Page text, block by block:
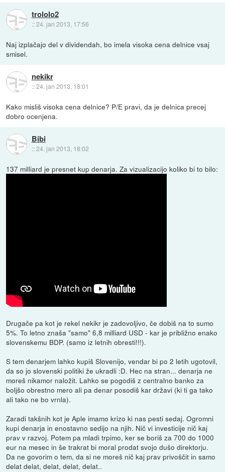
trololo2
::24. jan 2013, 17:56
Naj izplačajo del v dividendah, bo imela visoka cena delnice vsaj
smisel.
nekikr
::24. jan 2013, 18:01
Kako misliš visoka cena delnice? P/E pravi, da je delnica precej
dobro ocenjena.
Bibi
::24. jan 2013, 18:02
137 milliard je presnet kup denarja. Za vizualizacijo koliko bi to bilo:
Drugače pa kot je rekel nekikr je zadovoljivo, če dobiš na to sumo
5%. To letno znaša "samo" 6,8 milliard USD - kar je približno enako
slovenskemu BDP. (samo iz letnih obresti!!!).
S tem denarjem lahko kupiš Slovenijo, vendar bi po 2 letih ugotovil,
da so jo slovenski politiki že ukradli :D. Hec na stran... denarja ne
moreš nikamor naložit. Lahko se pogodiš z centralno banko za
boljšo obrestno mero ali pa denar posodiš kar državi (ki ti ga tako
ali tako ne bo vrnla).
Zaradi takšnih kot je Aple imamo krizo ki nas pesti sedaj. Ogromni
kupi denarja in enostavno sedijo na njih. Nič vi investicije nič kaj
prav v razvoj. Potem pa mladi trpimo, ker se boriš za 700 do 1000
eur na mesec in še trakrat bi moral prodat svojo dušo direktorju.
Da ne govorim o tem, da si ne moreš nič kaj prav privoščit in samo
delat delat, delat, delat, delat..